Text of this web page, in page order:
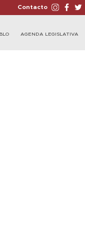
Contacto
AGENDA LEGISLATIVA